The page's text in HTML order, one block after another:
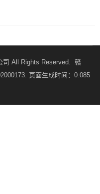
司 All Rights Reserved. 赣
. 页面生成时间：0.085